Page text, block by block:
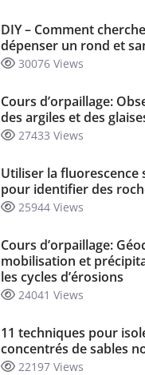
DIY – Comment
dépenser un rond et
30076 Views
Cours d’orpaillage:
des argiles et des
27433 Views
Utiliser la fluorescence
pour identifier des
25944 Views
Cours d’orpaillage:
mobilisation et
les cycles d’érosions
24041 Views
11 techniques pour
concentrés de sables
22197 Views